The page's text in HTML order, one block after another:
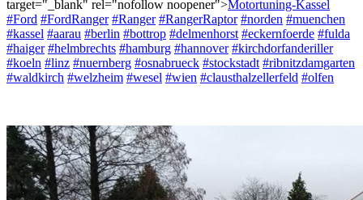
target="_blank" rel="nofollow noopener">Motortuning-Kassel
#Ford #FordRanger #Ranger #RangerRaptor #norden #muenchen
#kassel #aarau #berlin #bottrop #delmenhorst #eckernfoerde #fulda
#haiger #helmbrechts #hamburg #hannover #kirchdorfanderiller
#koeln #linz #nuernberg #osnabrueck #stockstadt #ribnitzdamgarten
#waldkirch #welzheim #wesel #wien #clausthalzellerfeld #olfen